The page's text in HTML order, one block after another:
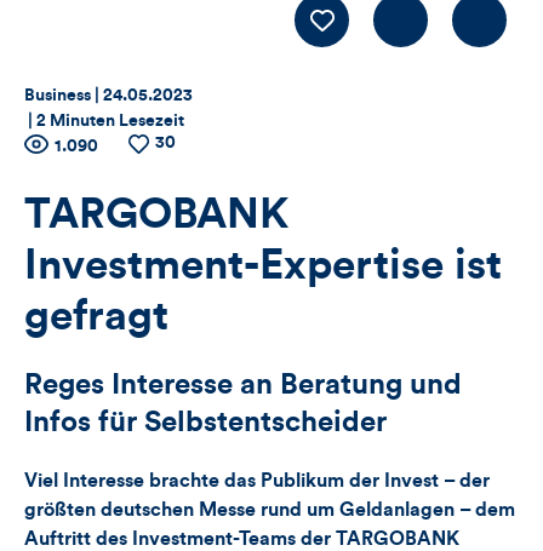
LIKE Kommentieren
Thema:
Business | Datum:
24.05.2023
2 Minuten Lesezeit
Zähler
für
Views,
Likes
und
Kommentare
dieses
Artikels
Anzahl
Views
1.090
Anzahl
Likes
30
TARGOBANK
Investment-Expertise ist
gefragt
Reges Interesse an Beratung und
Infos für Selbstentscheider
Viel Interesse brachte das Publikum der Invest – der
größten deutschen Messe rund um Geldanlagen – dem
Auftritt des Investment-Teams der TARGOBANK